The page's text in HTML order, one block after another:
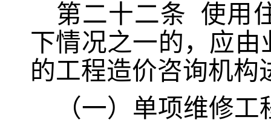
第二十二条
使用
下情况之一的，应
的工程造价咨询机构
（一） 单项维修工